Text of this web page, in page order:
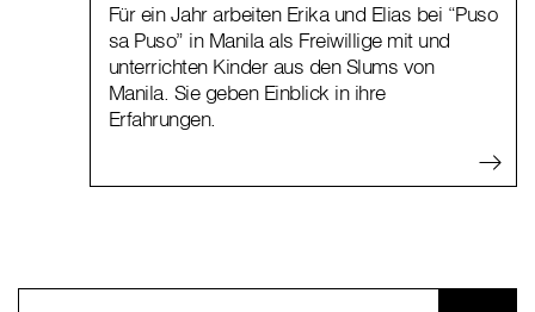
Für ein Jahr arbeiten Erika und Elias bei “Puso
sa Puso” in Manila als Freiwillige mit und
unterrichten Kinder aus den Slums von
Manila. Sie geben Einblick in ihre
Erfahrungen.